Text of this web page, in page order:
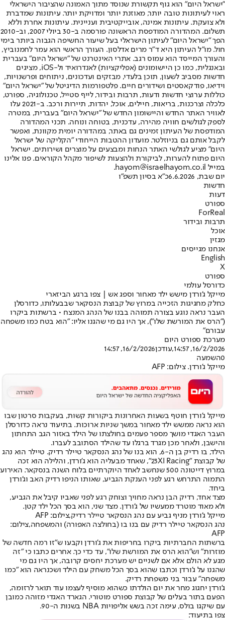
"ישראל היום" הוא גוף תקשורת שנוסד מתוך האמונה שהציבור הישראלי
ראוי לעיתונות טובה יותר, מאוזנת יותר ומדויקת יותר. עיתונות שמדברת
ולא צועקת. עיתונות אמינה, אובייקטיבית ועניינית. עיתונות אחרת וללא
תשלום. המהדורה המודפסת הראשונה פורסמה ב-30 ביולי 2007, וב-2010
הפך "ישראל היום" לעיתון הישראלי בעל שיעור החשיפה הגבוה ביותר בימי
חול. מו"ל העיתון היא ד"ר מרים אדלסון. העורך הראשי הוא עמר לחמנוביץ,
והעורך המייסד הוא עמוס רגב. אתרי האינטרנט של "ישראל היום" בעברית
ובאנגלית, כמו כן היישומונים (אפליקציות) לאנדרואיד ול-iOS, מציגים
חדשות מסביב לשעון, תוכן בלעדי, מבזקים ועדכונים, ניתוחים ופרשנויות,
וידיאו, פודקאסטים ושידורים חיים. פלטפורמות הדיגיטל של "ישראל היום"
כוללות ערוצי חדשות ודעות, תרבות ובידור, לייף סטייל, טכנולוגיה, ספורט,
כלכלה וצרכנות, בריאות, חיילים, אוכל, יהדות, תיירות ורכב. ב-2021 עלו
לאוויר האתר החדש והיישומון החדש של "ישראל היום" בעברית, במטרה
לספק לגולשים חוויה מהירה, עדכנית, בטוחה ונוחה. תכני המהדורה
המודפסת של העיתון זמינים גם באתר, במהדורה יומית מקוונת, ואפשר
לקבל אותם גם בניוזלטר. מועדון ההטבות הייחודי "הקליקה של ישראל
היום" מציע לגולשי האתר הנחות ומבצעים על מוצרים ושירותים. ישראל
היום פתוח להערות, לביקורת ולהצעות לשיפור מקהל הקוראים. פנו אלינו
במייל hayom@israelhayom.co.il.
יום שבת, 6.6.2026
כ"א בסיון תשפ"ו
חדשות
דעות
ספורט
ForReal
תרבות ובידור
אוכל
מגזין
אנחנו מגייסים
English
X
ספורט
כדורסל עולמי
מייקל ג'ורדן מישש ילד מאחור וספג אש | צפו ברגע הביזארי
כחלק מחגיגות הזכייה במרוץ של קבוצת הנסקאר שבבעלותו, כדורסלן
העבר נראה נוגע בצורה תמוהה בבנו של הנהג המנצח • ברשתות ביקרו
("הרס את המורשת שלו"), אך היו גם מי שהגנו אליו: "הוא בטח כמו משפחה
עבורם"
מערכת ספורט היום
16/2/2026, 14:57
,עודכן16/2/2026, 14:57
0השמעה
מייקל ג'ורדן. צילום: AFP
מייקל ג'ורדן חוטף בשעות האחרונות ביקורות קשות, בעקבות סרטון שבו
הוא נראה ממשש ילד מאחור במשך שניות ארוכות. בתיעוד נראה כדורסלן
העבר האגדי מושך מספר פעמים בחולצתו של הילד באזור הגב התחתון
והישבן, ולאחר מכן מגרד ברגלו עד שהילד הסתובב לעברו.
הילד, בו רדיק בן ה-6, הוא בנו של נהג הנסקאר טיילר רדיק. טיילר הוא נהג
של קבוצת "23XI Racing", שאחד מבעליה הוא ג'ורדן, והלילה הוא זכה
במרוץ דייטונה 500 שנחשב לאחד היוקרתיים בלוח השנה בנסקאר. האירוע
התמוה התרחש רגע לפני הענקת הגביע, שאותו הניפו רדיק האב וג'ורדן
ביחד.
מצד אחד, רדיק הבן נראה מחויך וצוחק רגע לפני שאביו קיבל את הגביע,
ולא מאוד מוטרד ממעשיו של ג'ורדן. מצד שני, הוא בסך הכל ילד קטן.
מייקל ג'ורדן מניף גביע עם נהג הנסקאר טיילר רדיק,צילום: AFP
נהג הנסקאר טיילר רדיק עם בנו בו (בחולצה האפורה) והמשפחה,צילום:
AFP
ברשתות החברתיות ביקרו בחריפות את ג'ורדן וקבעו ש"זו רמה חדשה של
מוזרות" וש"הוא הרס את המורשת שלו", עד כדי כך. אחרים כתבו כי "זה
מגע לא הולם אלא אם לשניים יש מערכת יחסים קרובה, אך היו גם מי
שהגנו על ג'ורדן וכתבו שהוא בסך הכל משחק עם הילד ושכנראה הוא "כמו
משפחה" עבור בני משפחת רדיק.
ג'ורדן יחגוג מחר את יום הולדתו כשהוא מוסיף לעצמו עוד תואר לרזומה,
הפעם בתור בעלים של קבוצת ספורט מוטורי. הגארד האגדי מזוהה כמובן
עם שיקגו בולס, עימה זכה בשש אליפויות NBA בשנות ה-90.
צפו בתיעוד: